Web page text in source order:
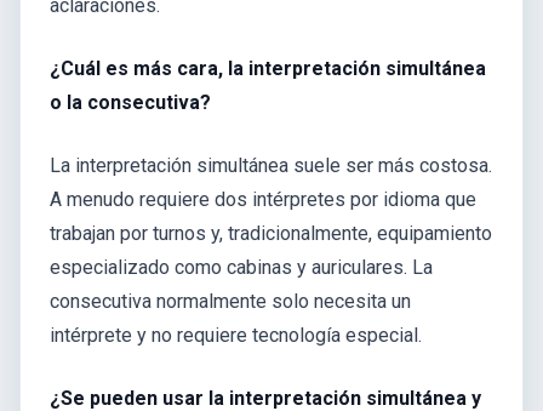
aclaraciones.
¿Cuál es más cara, la interpretación simultánea
o la consecutiva?
La interpretación simultánea suele ser más costosa.
A menudo requiere dos intérpretes por idioma que
trabajan por turnos y, tradicionalmente, equipamiento
especializado como cabinas y auriculares. La
consecutiva normalmente solo necesita un
intérprete y no requiere tecnología especial.
¿Se pueden usar la interpretación simultánea y